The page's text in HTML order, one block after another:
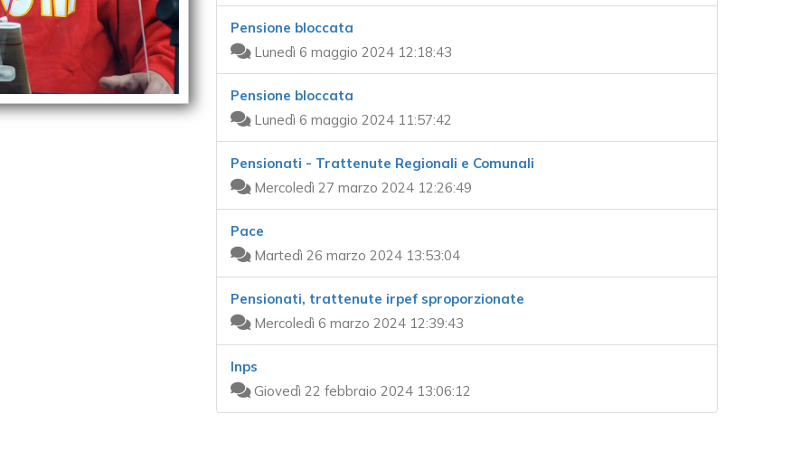
Pensione bloccata
Lunedì 6 maggio 2024 12:18:43
Pensione bloccata
Lunedì 6 maggio 2024 11:57:42
Pensionati - Trattenute Regionali e Comunali
Mercoledì 27 marzo 2024 12:26:49
Pace
Martedì 26 marzo 2024 13:53:04
Pensionati, trattenute irpef sproporzionate
Mercoledì 6 marzo 2024 12:39:43
Inps
Giovedì 22 febbraio 2024 13:06:12